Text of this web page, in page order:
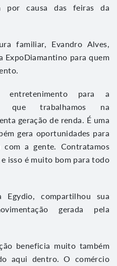
por causa das feiras da
familiar, Evandro Alves,
ExpoDiamantino para quem
entretenimento para a
que trabalhamos na
geração de renda. É uma
gera oportunidades para
com a gente. Contratamos
isso é muito bom para todo
Egydio, compartilhou sua
gerada pela
beneficia muito também
aqui dentro. O comércio